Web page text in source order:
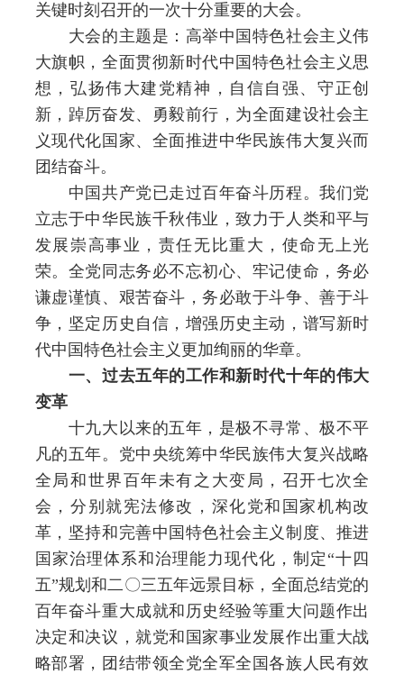
关键时刻召开的一次十分重要的大会。
大会的主题是：高举中国特色社会主义伟
大旗帜，全面贯彻新时代中国特色社会主义思
想，弘扬伟大建党精神，自信自强、守正创
新，踔厉奋发、勇毅前行，为全面建设社会主
义现代化国家、全面推进中华民族伟大复兴而
团结奋斗。
中国共产党已走过百年奋斗历程。我们党
立志于中华民族千秋伟业，致力于人类和平与
发展崇高事业，责任无比重大，使命无上光
荣。全党同志务必不忘初心、牢记使命，务必
谦虚谨慎、艰苦奋斗，务必敢于斗争、善于斗
争，坚定历史自信，增强历史主动，谱写新时
代中国特色社会主义更加绚丽的华章。
一、过去五年的工作和新时代十年的伟大
变革
十九大以来的五年，是极不寻常、极不平
凡的五年。党中央统筹中华民族伟大复兴战略
全局和世界百年未有之大变局，召开七次全
会，分别就宪法修改，深化党和国家机构改
革，坚持和完善中国特色社会主义制度、推进
国家治理体系和治理能力现代化，制定“十四
五”规划和二〇三五年远景目标，全面总结党的
百年奋斗重大成就和历史经验等重大问题作出
决定和决议，就党和国家事业发展作出重大战
略部署，团结带领全党全军全国各族人民有效